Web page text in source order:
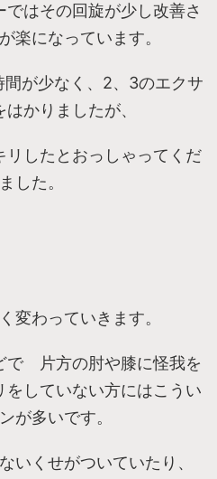
はその回旋が少し改善さ
楽になっています。
が少なく、2、3のエクサ
かりましたが、
リしたとおっしゃってくだ
した。
変わっていきます。
で 片方の肘や膝に怪我を
をしていない方にはこうい
が多いです。
いくせがついていたり、